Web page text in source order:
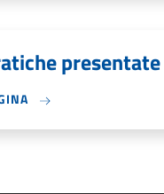
presentate